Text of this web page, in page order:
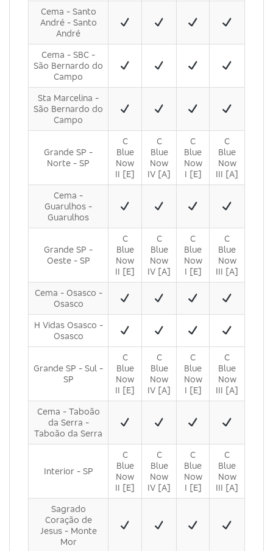
Cema - Santo
André - Santo
André
Cema - SBC -
São Bernardo do
Campo
Sta Marcelina -
São Bernardo do
Campo
Grande SP -
Norte - SP
C
Blue
Now
II [E]
C
Blue
Now
IV [A]
C
Blue
Now
I [E]
C
Blue
Now
III [A]
Cema -
Guarulhos -
Guarulhos
Grande SP -
Oeste - SP
C
Blue
Now
II [E]
C
Blue
Now
IV [A]
C
Blue
Now
I [E]
C
Blue
Now
III [A]
Cema - Osasco -
Osasco
H Vidas Osasco -
Osasco
Grande SP - Sul -
SP
C
Blue
Now
II [E]
C
Blue
Now
IV [A]
C
Blue
Now
I [E]
C
Blue
Now
III [A]
Cema - Taboão
da Serra -
Taboão da Serra
Interior - SP
C
Blue
Now
II [E]
C
Blue
Now
IV [A]
C
Blue
Now
I [E]
C
Blue
Now
III [A]
Sagrado
Coração de
Jesus - Monte
Mor